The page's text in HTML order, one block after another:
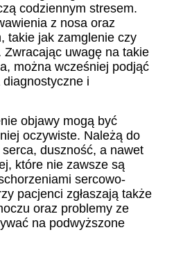
codziennym stresem.
z nosa oraz
takie jak zamglenie czy
uwagę na takie
można wcześniej podjąć
diagnostyczne i
objawy mogą być
oczywiste. Należą do
serca, duszność, a nawet
które nie zawsze są
sercowo-
pacjenci zgłaszają także
oraz problemy ze
na podwyższone